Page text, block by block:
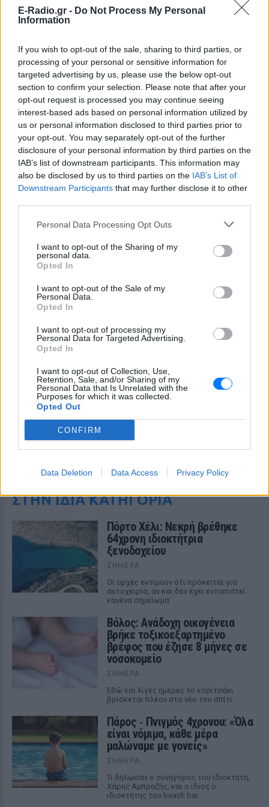
E-Radio.gr - Do Not Process My Personal
Information
If you wish to opt-out of the sale, sharing to third parties, or
processing of your personal or sensitive information for
targeted advertising by us, please use the below opt-out
section to confirm your selection. Please note that after your
opt-out request is processed you may continue seeing
interest-based ads based on personal information utilized by
us or personal information disclosed to third parties prior to
your opt-out. You may separately opt-out of the further
disclosure of your personal information by third parties on the
IAB’s list of downstream participants. This information may
also be disclosed by us to third parties on the IAB’s List of
Downstream Participants that may further disclose it to other
Personal Data Processing Opt Outs
I want to opt-out of the Sharing of my
personal data.
Opted In
I want to opt-out of the Sale of my
Personal Data.
Opted In
I want to opt-out of processing my
Personal Data for Targeted Advertising.
Opted In
I want to opt-out of Collection, Use,
Retention, Sale, and/or Sharing of my
Personal Data that Is Unrelated with the
Purposes for which it was collected.
Opted Out
CONFIRM
Data Deletion Data Access Privacy Policy
Ακολουθήστε το E-Radio.gr στο
Google News
και μάθετε πρώτοιτα πιο hot νέα.
Για ακόμη περισσότερα νέα, μπείτε στηνροή
ειδήσεωντου E-Daily.gr
Ακολουθήστε το E-Radio.gr και στο Instagram
ΔΙΑΦΗΜΙΣΗ
ΔΕΙΤΕ ΕΠΙΣΗΣ
ΣΤΗΝ ΙΔΙΑ ΚΑΤΗΓΟΡΙΑ
Πόρτο Χέλι: Νεκρή βρέθηκε
64χρονη ιδιοκτήτρια
ξενοδοχείου
ΣΉΜΕΡΑ
Οι αρχές εκτιμούν ότι πρόκειται για
αυτοχειρία, αν και δεν έχει εντοπιστεί
κανένα σημείωμα
Βόλος: Ανάδοχη οικογένεια
βρήκε τοξικοεξαρτημένο
βρέφος που έζησε 8 μήνες σε
νοσοκομείο
ΣΉΜΕΡΑ
Εδώ και λίγες ημέρες το κοριτσάκι
βρίσκεται πλέον στο νέο του σπίτι
Πάρος ‑ Πνιγμός 4χρονου: «Όλα
είναι νόμιμα, κάθε μέρα
μαλώναμε με γονείς»
ΣΉΜΕΡΑ
Τι δήλωσαν ο συνήγορος του ιδιοκτήτη,
Χάρης Αμπραζής, και ο ίδιος ο
ιδιοκτήτης του beach bar